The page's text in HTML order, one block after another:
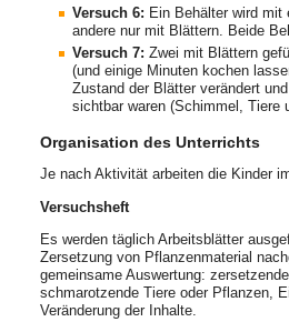
Versuch 6: Ein Behälter wird
andere nur mit Blättern. Beide
Versuch 7: Zwei mit Blättern
(und einige Minuten kochen
Zustand der Blätter verändert
sichtbar waren (Schimmel, Tiere
Organisation des Unterrichts
Je nach Aktivität arbeiten die Kinder
Versuchsheft
Es werden täglich Arbeitsblätter
Zersetzung von Pflanzenmaterial
gemeinsame Auswertung:
schmarotzende Tiere oder Pflanzen,
Veränderung der Inhalte.